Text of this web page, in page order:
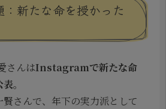
新たな命を授かった
さんはInstagramで新たな命
表。
さんで、年下の実力派として